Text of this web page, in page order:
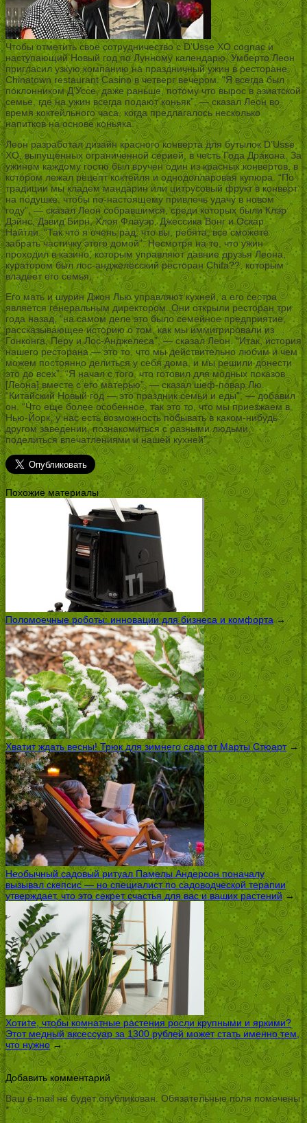
Чтобы отметить свое сотрудничество с D’Usse XO cognac и
наступающий Новый год по Лунному календарю, Умберто Леон
пригласил узкую компанию на праздничный ужин в ресторане
Chinatown restaurant Casino в четверг вечером. “Я всегда был
поклонником Д’Уссе, даже раньше, потому что вырос в азиатской
семье, где на ужин всегда подают коньяк”, — сказал Леон во
время коктейльного часа, когда предлагалось несколько
напитков на основе коньяка.
Леон разработал дизайн красного конверта для бутылок D’Usse
XO, выпущенных ограниченной серией, в честь Года Дракона. За
ужином каждому гостю был вручен один из красных конвертов, в
котором лежал рецепт коктейля и однодолларовая купюра. “По
традиции мы кладем мандарин или цитрусовый фрукт в конверт
на подушке, чтобы по-настоящему привлечь удачу в новом
году”, — сказал Леон собравшимся, среди которых были Клэр
Дэйнс, Дэвид Бирн, Хлоя Флауэр, Джессика Вонг и Оскар
Найтли. “Так что я очень рад, что вы, ребята, все сможете
забрать частичку этого домой”. Несмотря на то, что ужин
проходил в казино, которым управляют давние друзья Леона,
куратором был лос-анджелесский ресторан Chifa??, которым
владеет его семья.
Его мать и шурин Джон Лью управляют кухней, а его сестра
является генеральным директором. Они открыли ресторан три
года назад, “на самом деле это было семейное предприятие,
рассказывающее историю о том, как мы иммигрировали из
Гонконга, Перу и Лос-Анджелеса”, — сказал Леон. “Итак, история
нашего ресторана — это то, что мы действительно любим и чем
можем постоянно делиться у себя дома, и мы решили донести
это до всех”. “Я начал с того, что готовил для модных показов
[Леона] вместе с его матерью”, — сказал шеф-повар Лю.
“Китайский Новый год — это праздник семьи и еды”, — добавил
он. “Что еще более особенное, так это то, что мы приезжаем в
Нью-Йорк, у нас есть возможность побывать в каком-нибудь
другом заведении, познакомиться с разными людьми,
поделиться впечатлениями и нашей кухней”.
Похожие материалы
Поломоечные роботы: инновации для бизнеса и комфорта→
Хватит ждать весны! Трюк для зимнего сада от Марты Стюарт→
Необычный садовый ритуал Памелы Андерсон поначалу
вызывал скепсис — но специалист по садоводческой терапии
утверждает, что это секрет счастья для вас и ваших растений→
Хотите, чтобы комнатные растения росли крупными и яркими?
Этот медный аксессуар за 1300 рублей может стать именно тем,
что нужно→
Добавить комментарий
Ваш e-mail не будет опубликован. Обязательные поля помечены
*